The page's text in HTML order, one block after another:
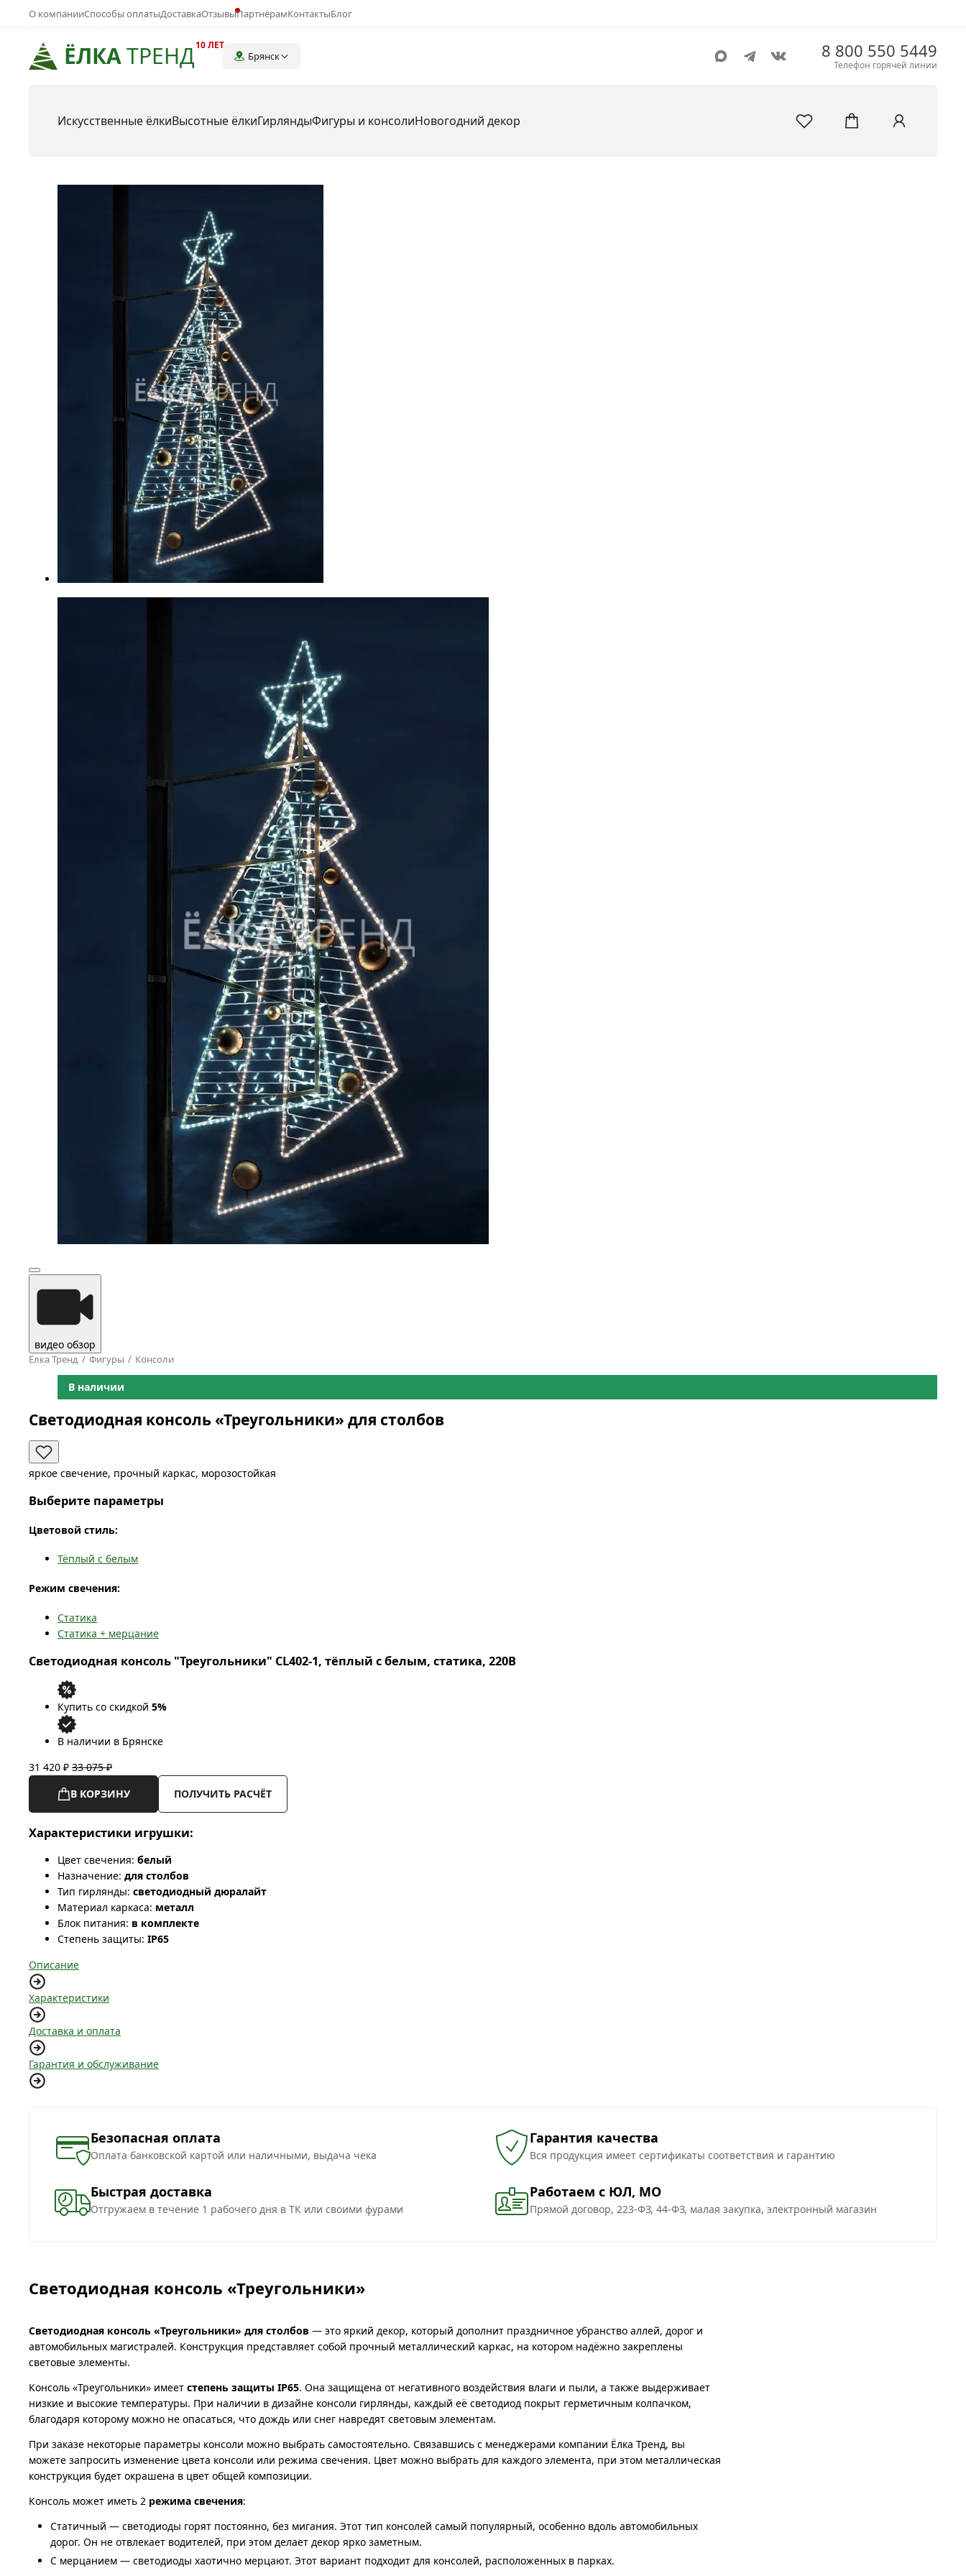
ЁЛКАТРЕНД10 ЛЕТ
Брянск
О компанииСпособы оплатыДоставкаОтзывыПартнёрамКонтактыБлог
8 800 550 5449
Телефон горячей линии
Искусственные ёлкиВысотные ёлкиГирляндыФигуры и консолиНовогодний декор
видео обзор
Ёлка Тренд Фигуры Консоли
В наличии
Светодиодная консоль «Треугольники» для столбов
яркое свечение, прочный каркас, морозостойкая
Выберите параметры
Цветовой стиль:
Тёплый с белым
Режим свечения:
Статика
Статика + мерцание
Светодиодная консоль "Треугольники" CL402-1, тёплый с белым, статика, 220В
Купить со скидкой 5%
В наличии в Брянске
31 420 ₽ 33 075 ₽
В КОРЗИНУ
ПОЛУЧИТЬ РАСЧЁТ
Характеристики игрушки:
Цвет свечения: белый
Назначение: для столбов
Тип гирлянды: светодиодный дюралайт
Материал каркаса: металл
Блок питания: в комплекте
Степень защиты: IP65
Описание
Характеристики
Доставка и оплата
Гарантия и обслуживание
Безопасная оплата
Оплата банковской картой или наличными, выдача чека
Гарантия качества
Вся продукция имеет сертификаты соответствия и гарантию
Быстрая доставка
Отгружаем в течение 1 рабочего дня в ТК или своими фурами
Работаем с ЮЛ, МО
Прямой договор, 223-ФЗ, 44-ФЗ, малая закупка, электронный магазин
Светодиодная консоль «Треугольники»
Светодиодная консоль «Треугольники» для столбов — это яркий декор, который дополнит праздничное убранство аллей, дорог и
автомобильных магистралей. Конструкция представляет собой прочный металлический каркас, на котором надёжно закреплены
световые элементы.
Консоль «Треугольники» имеет степень защиты IP65. Она защищена от негативного воздействия влаги и пыли, а также выдерживает
низкие и высокие температуры. При наличии в дизайне консоли гирлянды, каждый её светодиод покрыт герметичным колпачком,
благодаря которому можно не опасаться, что дождь или снег навредят световым элементам.
При заказе некоторые параметры консоли можно выбрать самостоятельно. Связавшись с менеджерами компании Ёлка Тренд, вы
можете запросить изменение цвета консоли или режима свечения. Цвет можно выбрать для каждого элемента, при этом металлическая
конструкция будет окрашена в цвет общей композиции.
Консоль может иметь 2 режима свечения:
Статичный — светодиоды горят постоянно, без мигания. Этот тип консолей самый популярный, особенно вдоль автомобильных
дорог. Он не отвлекает водителей, при этом делает декор ярко заметным.
С мерцанием — светодиоды хаотично мерцают. Этот вариант подходит для консолей, расположенных в парках.